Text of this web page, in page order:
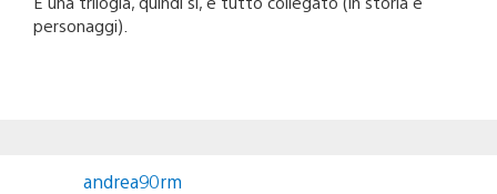
personaggi).
andrea90rm